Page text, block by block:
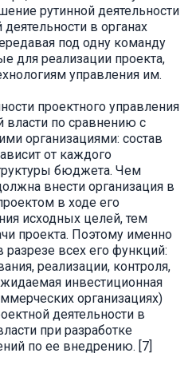
рутинной деятельности
в органах
под одну команду
для реализации проекта,
управления им.
проектного управления
власти по сравнению с
организациями: состав
от каждого
бюджета. Чем
внести организация в
в ходе его
исходных целей, тем
проекта. Поэтому именно
разрезе всех его функций:
реализации, контроля,
инвестиционная
организациях)
деятельности в
при разработке
по ее внедрению. [7]